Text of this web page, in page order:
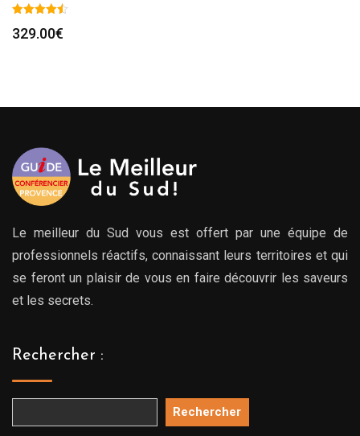
329.00€
Le meilleur du Sud vous est offert par une équipe de
professionnels réactifs, connaissant leurs territoires et qui
se feront un plaisir de vous en faire découvrir les saveurs
et les secrets.
Rechercher :
Rechercher